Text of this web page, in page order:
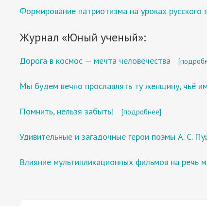
Формирование патриотизма на уроках русского
Журнал «Юный ученый»:
Дорога в космос — мечта человечества
Мы будем вечно прославлять ту женщину, чьё
Помнить, нельзя забыть! [подробнее]
Удивительные и загадочные герои поэмы А. С.
Влияние мультипликационных фильмов на речь